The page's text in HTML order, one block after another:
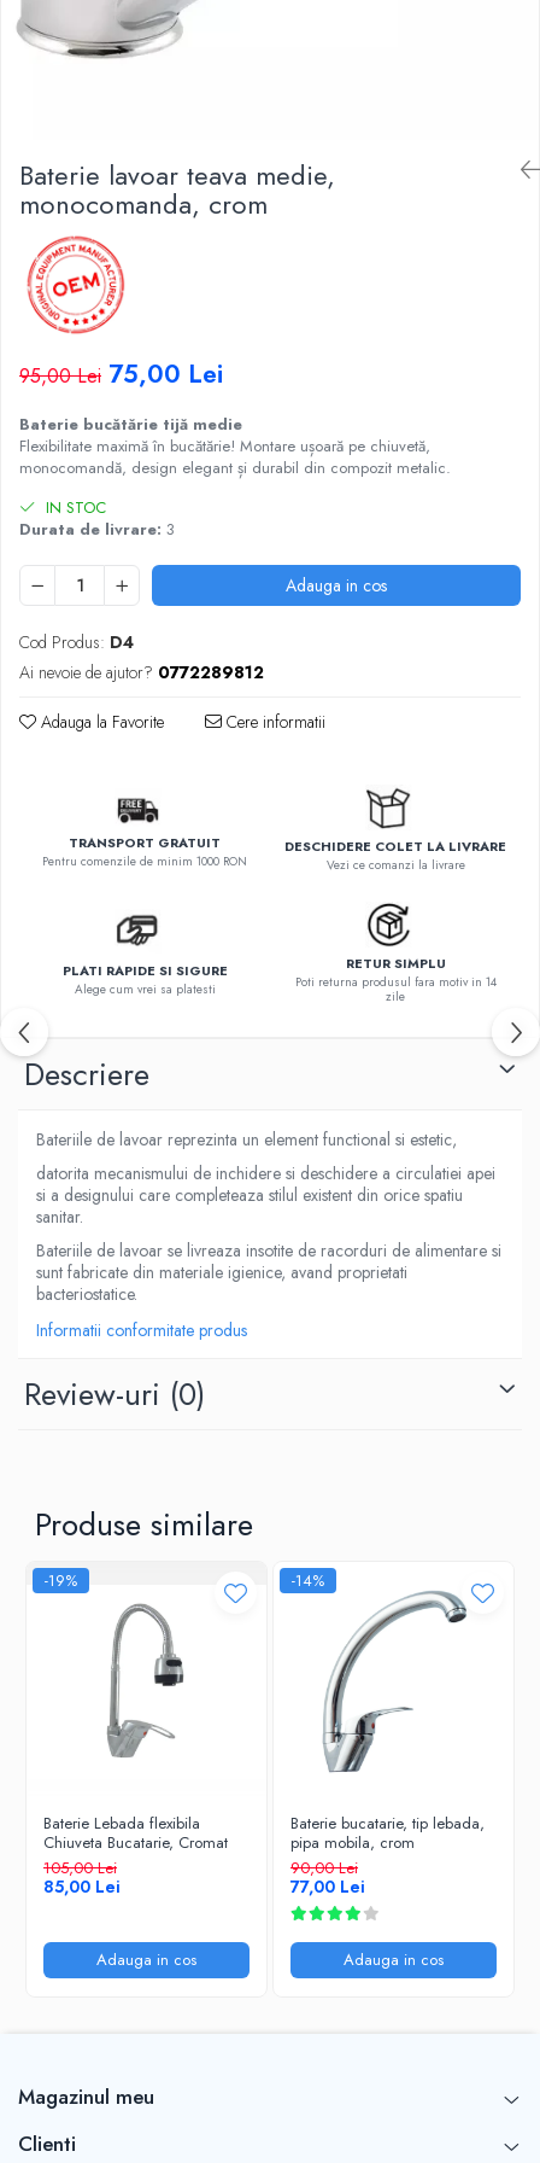
Baterie lavoar teava medie,
monocomanda, crom
95,00 Lei 75,00 Lei
Baterie bucătărie tijă medie
Flexibilitate maximă în bucătărie! Montare ușoară pe chiuvetă,
monocomandă, design elegant și durabil din compozit metalic.
IN STOC
Durata de livrare: 3
Adauga in cos
Cod Produs: D4
Ai nevoie de ajutor? 0772289812
Adauga la Favorite Cere informatii
TRANSPORT GRATUIT
Pentru comenzile de minim 1000 RON
DESCHIDERE COLET LA LIVRARE
Vezi ce comanzi la livrare
PLATI RAPIDE SI SIGURE
Alege cum vrei sa platesti
RETUR SIMPLU
Poti returna produsul fara motiv in 14
zile
Descriere
Bateriile de lavoar reprezinta un element functional si estetic,
datorita mecanismului de inchidere si deschidere a circulatiei apei
si a designului care completeaza stilul existent din orice spatiu
sanitar.
Bateriile de lavoar se livreaza insotite de racorduri de alimentare si
sunt fabricate din materiale igienice, avand proprietati
bacteriostatice.
Informatii conformitate produs
Review-uri (0)
Produse similare
-19%
Baterie Lebada flexibila
Chiuveta Bucatarie, Cromat
105,00 Lei
85,00 Lei
Adauga in cos
-14%
Baterie bucatarie, tip lebada,
pipa mobila, crom
90,00 Lei
77,00 Lei
Adauga in cos
Magazinul meu
Clienti